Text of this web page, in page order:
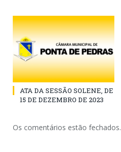
ATA DA SESSÃO SOLENE, DE
15 DE DEZEMBRO DE 2023
Os comentários estão fechados.